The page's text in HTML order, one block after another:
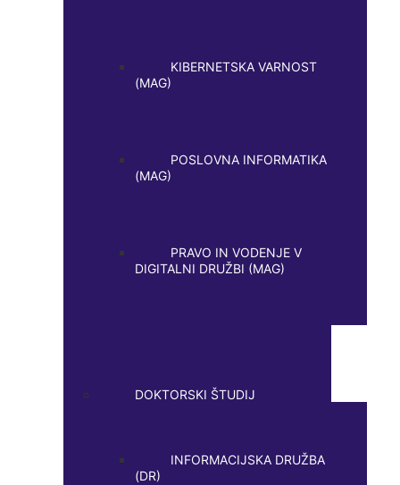
KIBERNETSKA VARNOST
(MAG)
POSLOVNA INFORMATIKA
(MAG)
PRAVO IN VODENJE V
DIGITALNI DRUŽBI (MAG)
DOKTORSKI ŠTUDIJ
INFORMACIJSKA DRUŽBA
(DR)